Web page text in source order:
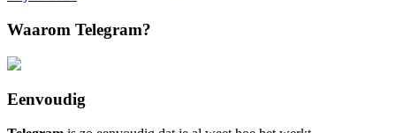
Waarom Telegram?
Eenvoudig